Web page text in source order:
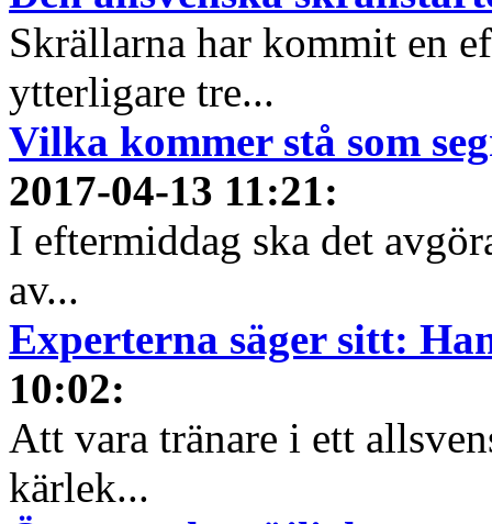
Skrällarna har kommit en
ytterligare tre...
Vilka kommer stå som
2017-04-13 11:21:
I eftermiddag ska det
av...
Experterna säger sitt:
10:02:
Att vara tränare i ett
kärlek...